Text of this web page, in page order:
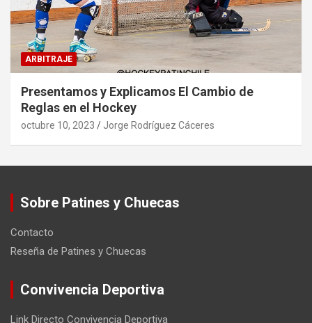
ARBITRAJE
Presentamos y Explicamos El Cambio de
Reglas en el Hockey
octubre 10, 2023 Jorge Rodríguez Cáceres
Sobre Patines y Chuecas
Contacto
Reseña de Patines y Chuecas
Convivencia Deportiva
Link Directo Convivencia Deportiva